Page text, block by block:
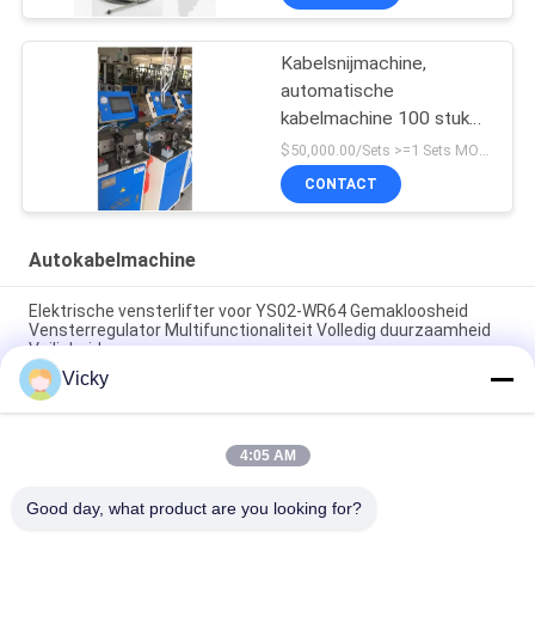
Kabelsnijmachine,
automatische
kabelmachine 100 stuks
per uur, diameter 1-2,5
mm
$50,000.00/Sets >=1 Sets MOQ:1 stuks
CONTACT
Autokabelmachine
Elektrische vensterlifter voor YS02-WR64 Gemakloosheid
Vensterregulator Multifunctionaliteit Volledig duurzaamheid
Veiligheid
Automobiele vensterregelaar Voor Mitsubishi Auto F/R
Vensterlifter Regulator
Riveting Bare Steel Wire Auto Cable Machine
Vicky
4:05 AM
Good day, what product are you looking for?